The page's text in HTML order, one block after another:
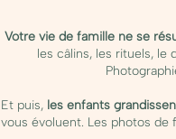
Votre vie de famille ne se
les câlins, les rituels, le
Et puis, les enfants
vous évoluent. Les photos de